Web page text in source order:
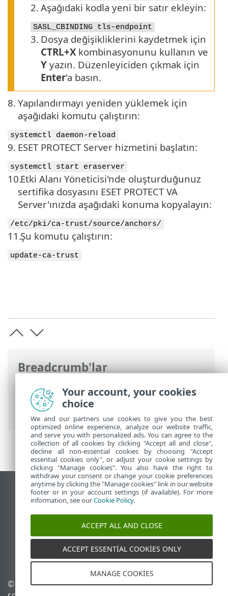
Breadcrumb'lar
ESET Online Yardım>ESET PROTECT On-
Prem>SSS> Bir etki alanıyla olan LDAPS
bağlantısını yapılandırma
2. Aşağıdaki kodla yeni bir satır ekleyin:
SASL_CBINDING tls-endpoint
3. Dosya değişikliklerini kaydetmek için
CTRL+X kombinasyonunu kullanın ve
Y yazın. Düzenleyiciden çıkmak için
Enter'a basın.
8. Yapılandırmayı yeniden yüklemek için
aşağıdaki komutu çalıştırın:
systemctl daemon-reload
9. ESET PROTECT Server hizmetini başlatın:
systemctl start eraserver
10.Etki Alanı Yöneticisi'nde oluşturduğunuz
sertifika dosyasını ESET PROTECT VA
Server'ınızda aşağıdaki konuma kopyalayın:
/etc/pki/ca-trust/source/anchors/
11.Şu komutu çalıştırın:
update-ca-trust
Masaüstü sitesini görüntüle
End of Life
ESET Bilgi Bankası
ESET Status Portal
Bölgesel destek
© 1992 - 2026 ESET, spol. s
Çerezleri yönet
Your account, your cookies
choice
We and our partners use cookies to give you the best
optimized online experience, analyze our website traffic,
and serve you with personalized ads. You can agree to the
collection of all cookies by clicking "Accept all and close",
decline all non-essential cookies by choosing "Accept
essential cookies only", or adjust your cookie settings by
clicking "Manage cookies". You also have the right to
withdraw your consent or change your cookie preferences
anytime by clicking the "Manage cookies" link in our website
footer or in your account settings (if available). For more
information, see ourCookie Policy.
ACCEPT ALL AND CLOSE
ACCEPT ESSENTIAL COOKIES ONLY
MANAGE COOKIES